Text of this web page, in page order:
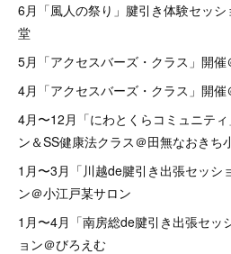
6月「風人の祭り」腱引き体験セッ
堂
5月「アクセスバーズ・クラス」開
4月「アクセスバーズ・クラス」開催
4月〜12月「にわとくらコミュニテ
ン＆SS健康法クラス＠田無なおきち
1月〜3月「川越de腱引き出張セッシ
ン＠小江戸某サロン
1月〜4月「南房総de腱引き出張セッ
ョン＠びろえむ